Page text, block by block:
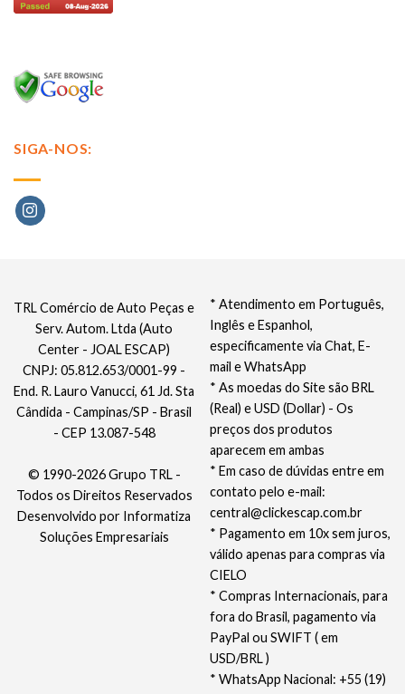
SIGA-NOS:
* Atendimento em Português,
Inglês e Espanhol,
especificamente via Chat, E-
mail e WhatsApp
* As moedas do Site são BRL
(Real) e USD (Dollar) - Os
preços dos produtos
aparecem em ambas
* Em caso de dúvidas entre em
contato pelo e-mail:
central@clickescap.com.br
* Pagamento em 10x sem juros,
válido apenas para compras via
CIELO
* Compras Internacionais, para
fora do Brasil, pagamento via
PayPal ou SWIFT ( em
USD/BRL )
* WhatsApp Nacional: +55 (19)
TRL Comércio de Auto Peças e
Serv. Autom. Ltda (Auto
Center - JOAL ESCAP)
CNPJ: 05.812.653/0001-99 -
End. R. Lauro Vanucci, 61 Jd. Sta
Cândida - Campinas/SP - Brasil
- CEP 13.087-548
© 1990-2026 Grupo TRL -
Todos os Direitos Reservados
Desenvolvido por Informatiza
Soluções Empresariais